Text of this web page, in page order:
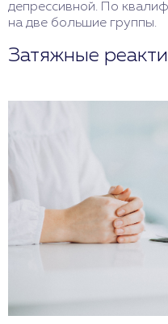
депрессивной. По
на две большие группы.
Затяжные